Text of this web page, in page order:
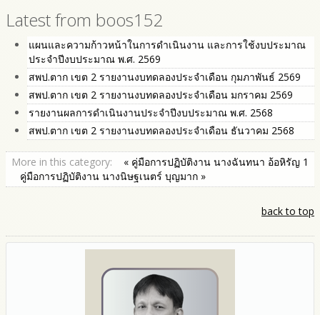
Latest from boos152
แผนและความก้าวหน้าในการดำเนินงาน และการใช้งบประมาณ
ประจำปีงบประมาณ พ.ศ. 2569
สพป.ตาก เขต 2 รายงานงบทดลองประจำเดือน กุมภาพันธ์ 2569
สพป.ตาก เขต 2 รายงานงบทดลองประจำเดือน มกราคม 2569
รายงานผลการดำเนินงานประจำปีงบประมาณ พ.ศ. 2568
สพป.ตาก เขต 2 รายงานงบทดลองประจำเดือน ธันวาคม 2568
More in this category:
« คู่มือการปฏิบัติงาน นางฉันทนา อ้อหิรัญ 1
คู่มือการปฏิบัติงาน นางนิษฐเนตร์ บุญมาก »
back to top